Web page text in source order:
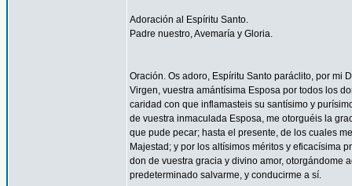
Adoración al Espíritu Santo.
Padre nuestro, Avemaría y Gloria.
Oración. Os adoro, Espíritu Santo paráclito, por mi
Virgen, vuestra amántísima Esposa por todos los
caridad con que inflamasteis su santísimo y
de vuestra inmaculada Esposa, me otorguéis la
que pude pecar; hasta el presente, de los cuales
Majestad; y por los altísimos méritos y eficacísima
don de vuestra gracia y divino amor, otorgándome
predeterminado salvarme, y conducirme a sí.